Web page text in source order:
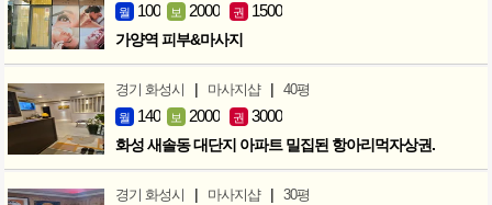
월 100 보 2000 권 1500
가양역 피부&마사지
경기 화성시 | 마사지샵 | 40평
월 140 보 2000 권 3000
화성 새솔동 대단지 아파트 밀집된 항아리먹자상권.
경기 화성시 | 마사지샵 | 30평